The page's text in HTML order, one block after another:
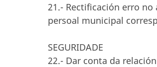
21.- Rectificación erro
persoal municipal
SEGURIDADE
22.- Dar conta da